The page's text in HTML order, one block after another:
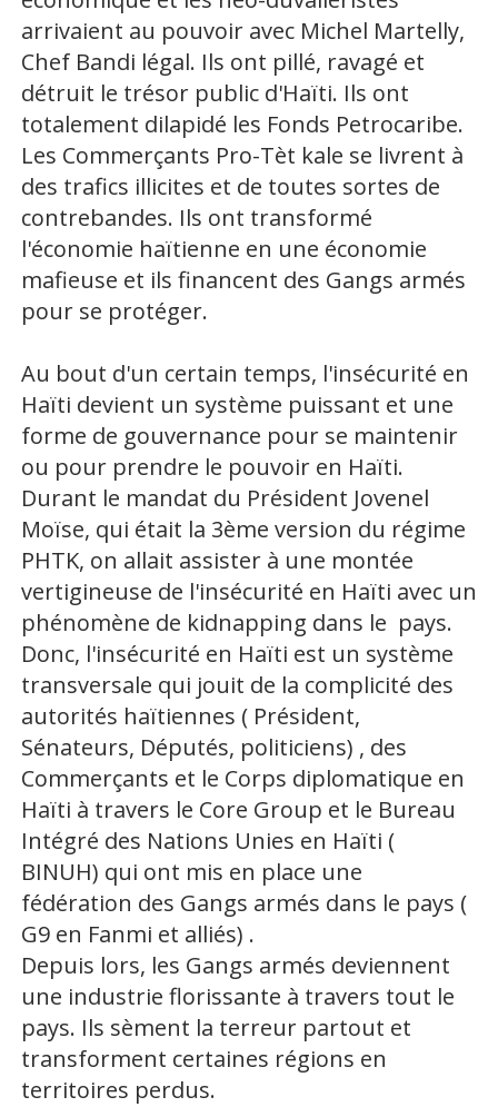
arrivaient au pouvoir avec Michel Martelly,
Chef Bandi légal. Ils ont pillé, ravagé et
détruit le trésor public d'Haïti. Ils ont
totalement dilapidé les Fonds Petrocaribe.
Les Commerçants Pro-Tèt kale se livrent à
des trafics illicites et de toutes sortes de
contrebandes. Ils ont transformé
l'économie haïtienne en une économie
mafieuse et ils financent des Gangs armés
pour se protéger.
Au bout d'un certain temps, l'insécurité en
Haïti devient un système puissant et une
forme de gouvernance pour se maintenir
ou pour prendre le pouvoir en Haïti.
Durant le mandat du Président Jovenel
Moïse, qui était la 3ème version du régime
PHTK, on allait assister à une montée
vertigineuse de l'insécurité en Haïti avec un
phénomène de kidnapping dans le pays.
Donc, l'insécurité en Haïti est un système
transversale qui jouit de la complicité des
autorités haïtiennes ( Président,
Sénateurs, Députés, politiciens) , des
Commerçants et le Corps diplomatique en
Haïti à travers le Core Group et le Bureau
Intégré des Nations Unies en Haïti (
BINUH) qui ont mis en place une
fédération des Gangs armés dans le pays (
G9 en Fanmi et alliés) .
Depuis lors, les Gangs armés deviennent
une industrie florissante à travers tout le
pays. Ils sèment la terreur partout et
transforment certaines régions en
territoires perdus.